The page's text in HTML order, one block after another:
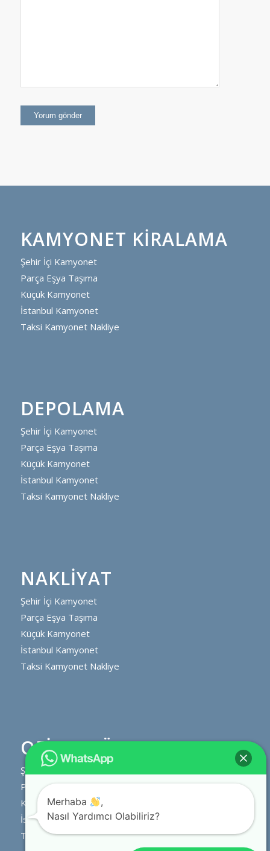
KAMYONET KIRALAMA
Şehir İçi Kamyonet
Parça Eşya Taşıma
Küçük Kamyonet
İstanbul Kamyonet
Taksi Kamyonet Nakliye
DEPOLAMA
Şehir İçi Kamyonet
Parça Eşya Taşıma
Küçük Kamyonet
İstanbul Kamyonet
Taksi Kamyonet Nakliye
NAKLIYAT
Şehir İçi Kamyonet
Parça Eşya Taşıma
Küçük Kamyonet
İstanbul Kamyonet
Taksi Kamyonet Nakliye
OFIS & BÜRO TAŞIMA
Şehir İçi Kamyonet
Parça Eşya Taşıma
Küçük Kamyonet
İstanbul Kamyonet
Taksi Kamyonet Nakliye
Merhaba
,
Nasıl Yardımcı Olabiliriz?